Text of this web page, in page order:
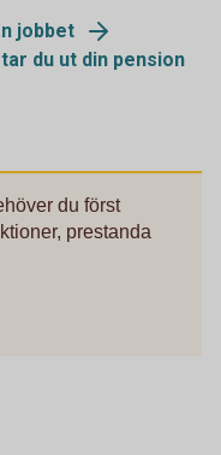
jobbet
du ut din pension
du först
prestanda